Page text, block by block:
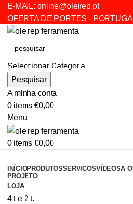
E-MAIL: online@oleirep.pt
OFERTA DE PORTES -
Seleccionar Categoria
Pesquisar
A minha conta
0 items €0,00
Menu
0 items €0,00
INÍCIOPRODUTOSSERVIÇOSVÍDEOSA
PROJETO
LOJA
4 t e 2 t.